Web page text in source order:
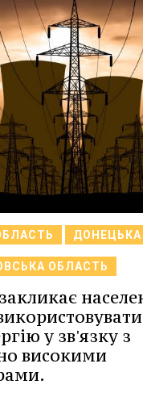
ОБЛАСТЬ
у зв'язку з
високими